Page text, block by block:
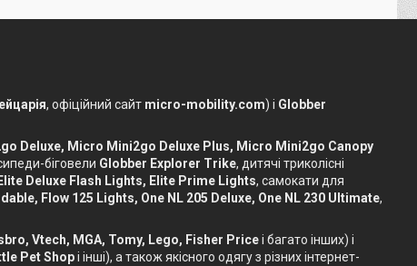
, офіційний сайт micro-mobility.com) і Globber
Deluxe, Micro Mini2go Deluxe Plus, Micro Mini2go Canopy
біговели Globber Explorer Trike, дитячі триколісні
Deluxe Flash Lights, Elite Prime Lights, самокати для
Flow 125 Lights, One NL 205 Deluxe, One NL 230 Ultimate,
Vtech, MGA, Tomy, Lego, Fisher Priceі багато інших) і
Pet Shopі інші), а також якісного одягу з різних інтернет-